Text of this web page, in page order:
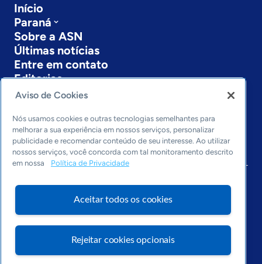
Início
Paraná
Sobre a ASN
Últimas notícias
Entre em contato
Editorias
Economia & Política
Inovação & Tecnologia
Cultura empreendedora
Dados
Arquivo
Aviso de Cookies
Nós usamos cookies e outras tecnologias semelhantes para
melhorar a sua experiência em nossos serviços, personalizar
publicidade e recomendar conteúdo de seu interesse. Ao utilizar
nossos serviços, você concorda com tal monitoramento descrito
em nossa
Política de Privacidade
Aceitar todos os cookies
Rejeitar cookies opcionais